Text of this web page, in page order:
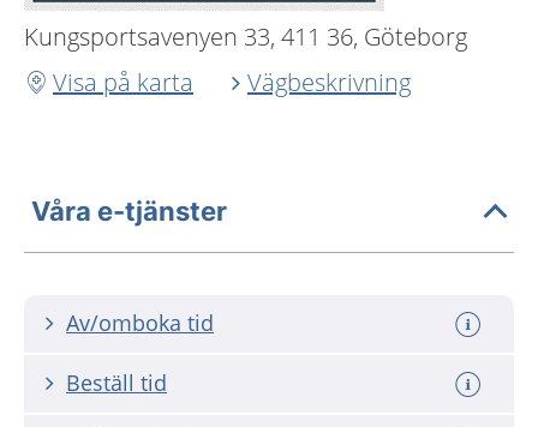
Kungsportsavenyen 33, 411 36, Göteborg
Visa på karta
Vägbeskrivning
Våra e-tjänster
Av/omboka tid
Beställ tid